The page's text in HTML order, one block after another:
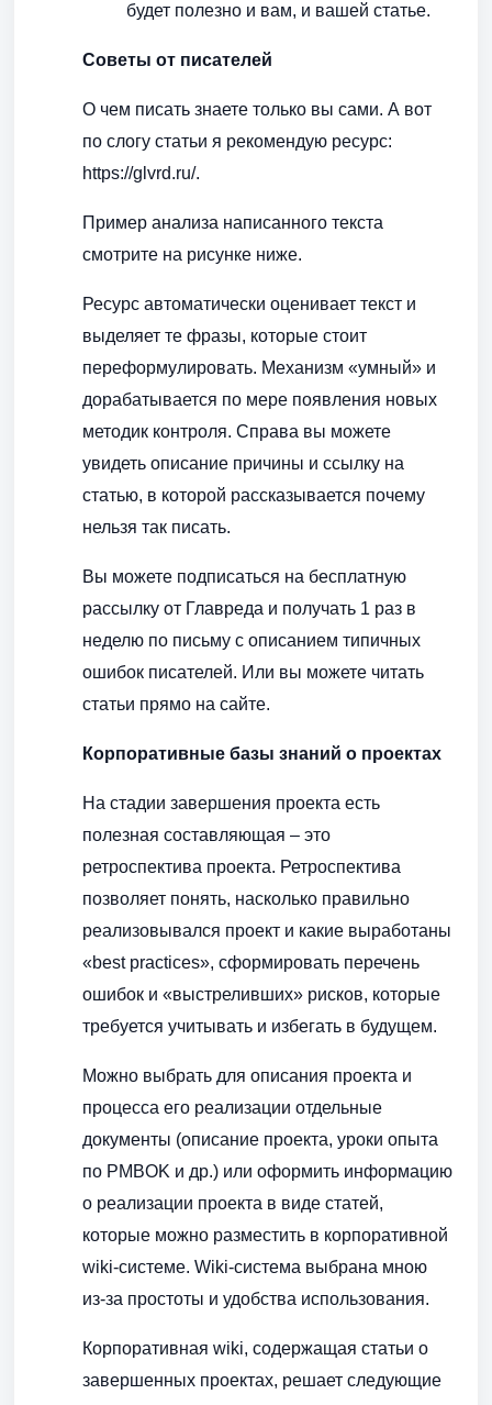
будет полезно и вам, и вашей статье.
Советы от писателей
О чем писать знаете только вы сами. А вот
по слогу статьи я рекомендую ресурс:
https://glvrd.ru/.
Пример анализа написанного текста
смотрите на рисунке ниже.
Ресурс автоматически оценивает текст и
выделяет те фразы, которые стоит
переформулировать. Механизм «умный» и
дорабатывается по мере появления новых
методик контроля. Справа вы можете
увидеть описание причины и ссылку на
статью, в которой рассказывается почему
нельзя так писать.
Вы можете подписаться на бесплатную
рассылку от Главреда и получать 1 раз в
неделю по письму с описанием типичных
ошибок писателей. Или вы можете читать
статьи прямо на сайте.
Корпоративные базы знаний о проектах
На стадии завершения проекта есть
полезная составляющая – это
ретроспектива проекта. Ретроспектива
позволяет понять, насколько правильно
реализовывался проект и какие выработаны
«best practices», сформировать перечень
ошибок и «выстреливших» рисков, которые
требуется учитывать и избегать в будущем.
Можно выбрать для описания проекта и
процесса его реализации отдельные
документы (описание проекта, уроки опыта
по PMBOK и др.) или оформить информацию
о реализации проекта в виде статей,
которые можно разместить в корпоративной
wiki-системе. Wiki-система выбрана мною
из-за простоты и удобства использования.
Корпоративная wiki, содержащая статьи о
завершенных проектах, решает следующие